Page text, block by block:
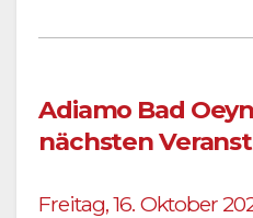
Adiamo Bad
nächsten
Freitag, 16. Oktober